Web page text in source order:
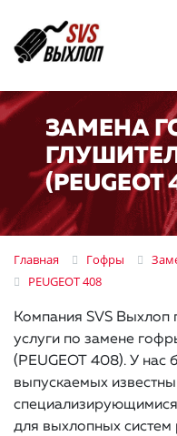
ЗАМЕНА
(PEUGEOT
Главная Гофры
PEUGEOT 408
Компания SVS Выхлоп
услуги по замене
(PEUGEOT 408). У нас
выпускаемых
для выхлопных систем